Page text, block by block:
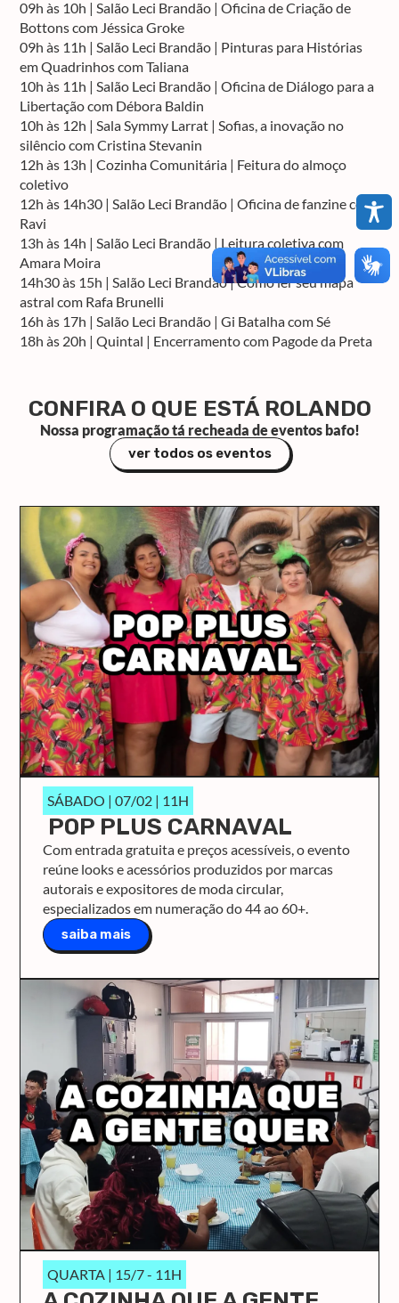
09h às 10h | Salão Leci Brandão | Oficina de Criação de
Bottons com Jéssica Groke
09h às 11h | Salão Leci Brandão | Pinturas para Histórias
em Quadrinhos com Taliana
10h às 11h | Salão Leci Brandão | Oficina de Diálogo para a
Libertação com Débora Baldin
10h às 12h | Sala Symmy Larrat | Sofias, a inovação no
silêncio com Cristina Stevanin
12h às 13h | Cozinha Comunitária | Feitura do almoço
coletivo
12h às 14h30 | Salão Leci Brandão | Oficina de fanzine com
Ravi
13h às 14h | Salão Leci Brandão | Leitura coletiva com
Amara Moira
14h30 às 15h | Salão Leci Brandão | Como ler seu mapa
astral com Rafa Brunelli
16h às 17h | Salão Leci Brandão | Gi Batalha com Sé
18h às 20h | Quintal | Encerramento com Pagode da Preta
CONFIRA O QUE ESTÁ ROLANDO
Nossa programação tá recheada de eventos bafo!
ver todos os eventos
SÁBADO | 07/02 | 11H
POP PLUS CARNAVAL
Com entrada gratuita e preços acessíveis, o evento
reúne looks e acessórios produzidos por marcas
autorais e expositores de moda circular,
especializados em numeração do 44 ao 60+.
saiba mais
QUARTA | 15/7 - 11H